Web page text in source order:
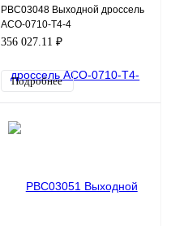
PBC03048 Выходной дроссель
ACO-0710-T4-4
356 027.11 ₽
Подробнее